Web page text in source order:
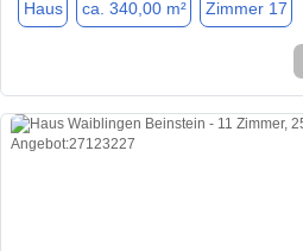
Haus ca. 340,00 m² Zimmer 17